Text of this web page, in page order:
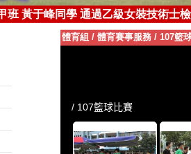
班 黃于峰同學 通過乙級女裝技術士
班 張凱茵同學 錄取國立台東大學 體
體育組 / 體育賽事服務 / 107籃